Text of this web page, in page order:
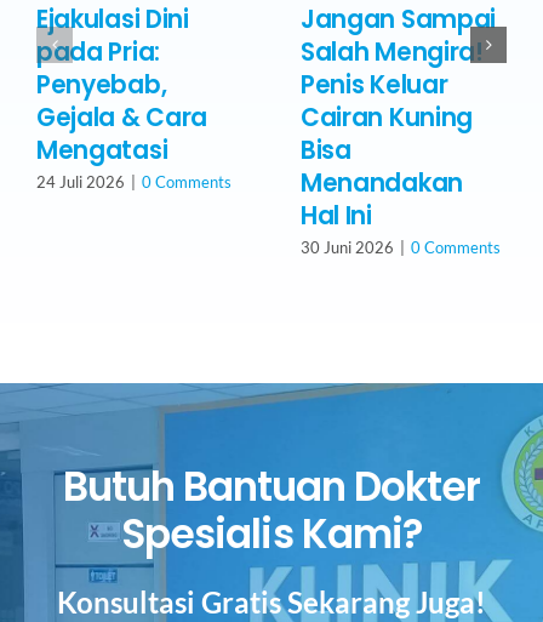
Ejakulasi Dini
pada Pria:
Penyebab,
Gejala & Cara
Mengatasi
24 Juli 2026 0 Comments
Jangan Sampai
Salah Mengira!
Penis Keluar
Cairan Kuning
Bisa
Menandakan
Hal Ini
30 Juni 2026 0 Comments
Butuh Bantuan Dokter
Spesialis Kami?
Konsultasi Gratis Sekarang Juga!